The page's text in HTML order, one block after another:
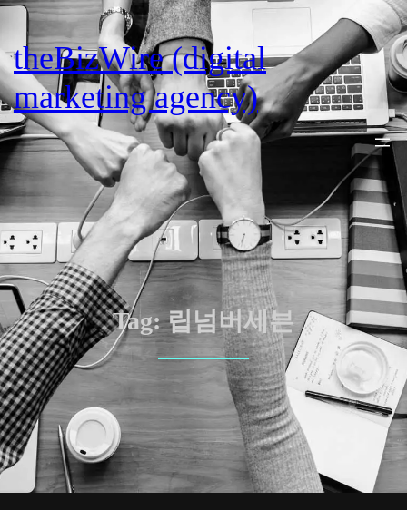
Skip
content
theBizWire (digital
marketing agency)
Tag:립넘버세븐